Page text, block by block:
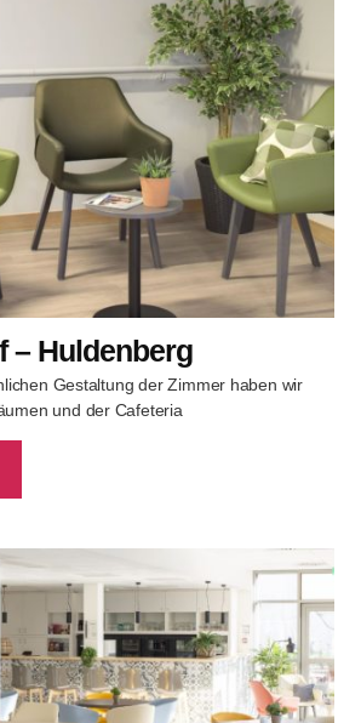
– Huldenberg
Gestaltung der Zimmer haben wir
und der Cafeteria